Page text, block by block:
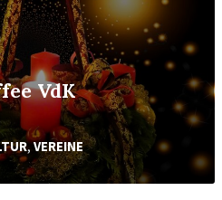
VdK
,VEREINE